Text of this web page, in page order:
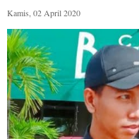
Kamis, 02 April 2020